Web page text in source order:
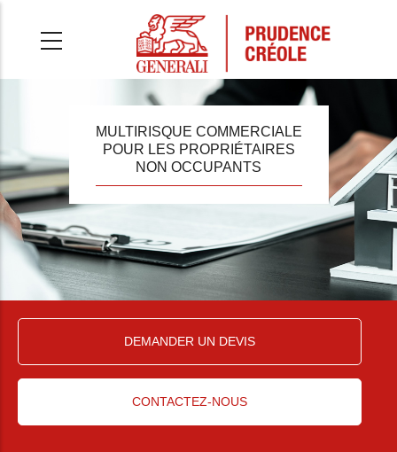
principal
MULTIRISQUE COMMERCIALE
POUR LES PROPRIÉTAIRES
NON OCCUPANTS
DEMANDER UN DEVIS
CONTACTEZ-NOUS